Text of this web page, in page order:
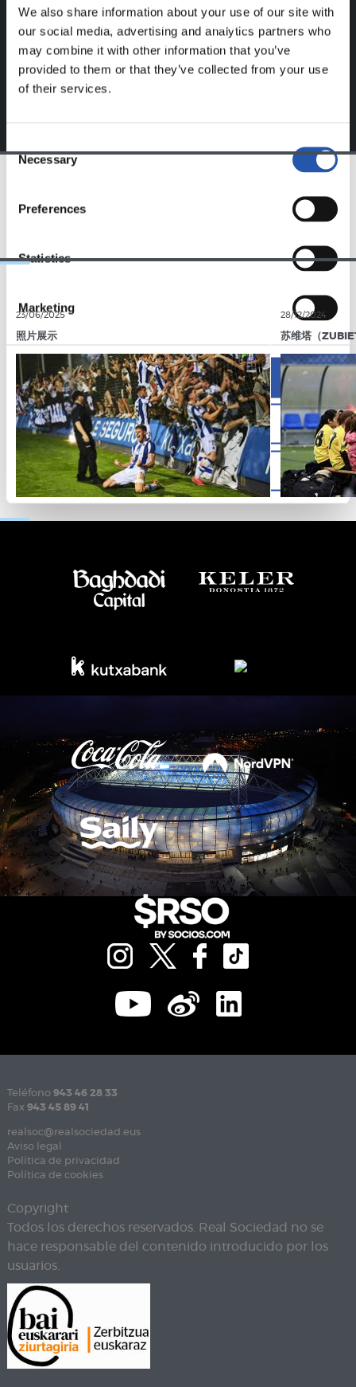
We also share information about your use of our site with
our social media, advertising and analytics partners who
may combine it with other information that you’ve
provided to them or that they’ve collected from your use
of their services.
Selection
Necessary
Preferences
Statistics
Marketing
Allow all
Allow selection
Deny
Regístrate haciendo clic en el Login
y disfruta de
contenido exclusivo para ti.
23/06/2025
照片展示
28/12/2024
苏维塔（
Teléfono 943 46 28 33
Fax 943 45 89 41
realsoc@realsociedad.eus
Aviso legal
Política de privacidad
Política de cookies
Copyright
Todos los derechos reservados. Real Sociedad no se
hace responsable del contenido introducido por los
usuarios.